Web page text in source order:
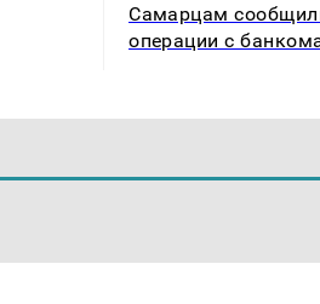
Самарцам
операции с